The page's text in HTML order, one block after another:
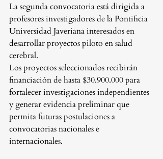
La segunda convocatoria está dirigida a
profesores investigadores de la Pontificia
Universidad Javeriana interesados en
desarrollar proyectos piloto en salud
cerebral.
Los proyectos seleccionados recibirán
financiación de hasta $30.900.000 para
fortalecer investigaciones independientes
y generar evidencia preliminar que
permita futuras postulaciones a
convocatorias nacionales e
internacionales.